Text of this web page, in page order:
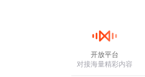
开放平台
对接海量精彩内容